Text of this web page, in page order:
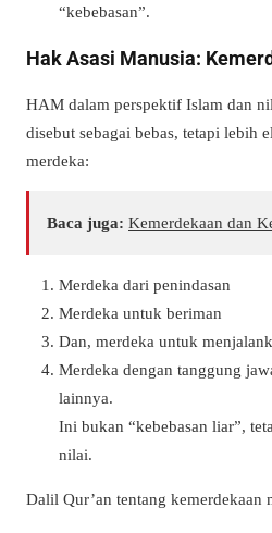
“kebebasan”.
Hak Asasi Manusia:
HAM dalam perspektif Islam dan
disebut sebagai bebas, tetapi lebih
merdeka:
Baca juga: Kemerdekaan dan
Merdeka dari penindasan
Merdeka untuk beriman
Dan, merdeka untuk
Merdeka dengan tanggung
lainnya.
Ini bukan “kebebasan liar”,
nilai.
Dalil Qur’an tentang kemerdekaan